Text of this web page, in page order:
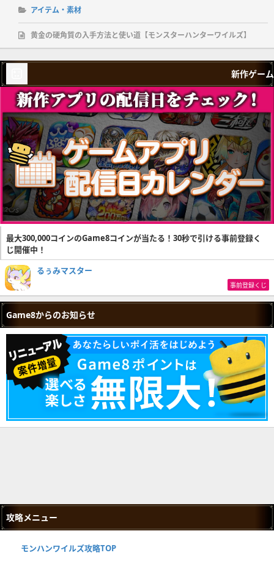
アイテム・素材
黄金の硬角質の入手方法と使い道【モンスターハンターワイルズ】
新作ゲーム
最大300,000コインのGame8コインが当たる！30秒で引ける事前登録く
じ開催中！
るぅみマスター
事前登録くじ
Game8からのお知らせ
攻略メニュー
モンハンワイルズ攻略TOP